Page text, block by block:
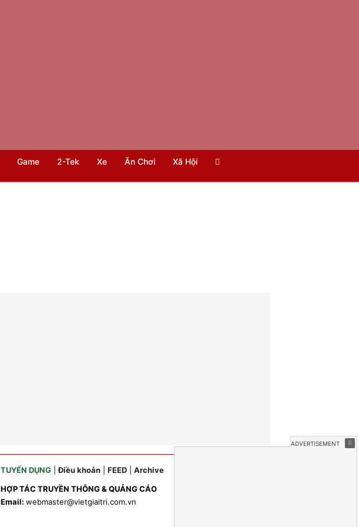
Game 2-Tek Xe Ăn Chơi Xã Hội
TUYỂN DỤNG|Điều khoản| FEED| Archive
HỢP TÁC TRUYỀN THÔNG & QUẢNG CÁO
Email: webmaster@vietgiaitri.com.vn